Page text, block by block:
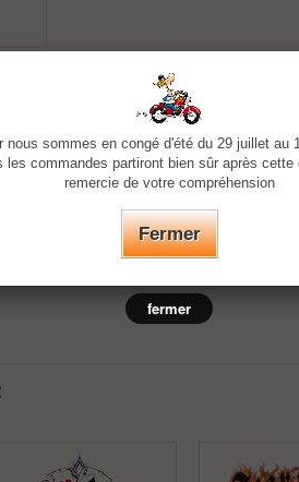
(double face)
nous sommes en congé d'été du 29 juillet au
les commandes partiront bien sûr après cette
remercie de votre compréhension
Fermer
fermer